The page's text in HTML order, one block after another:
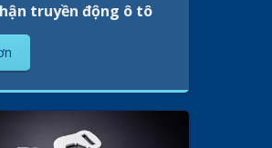
truyền động ô tô